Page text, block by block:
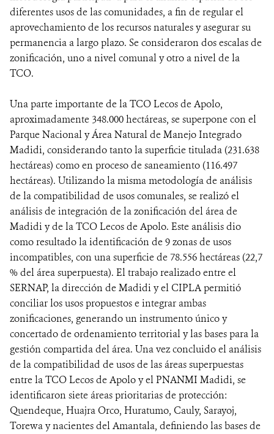
diferentes usos de las comunidades, a fin de regular el
aprovechamiento de los recursos naturales y asegurar su
permanencia a largo plazo. Se consideraron dos escalas de
zonificación, uno a nivel comunal y otro a nivel de la
TCO.
Una parte importante de la TCO Lecos de Apolo,
aproximadamente 348.000 hectáreas, se superpone con el
Parque Nacional y Área Natural de Manejo Integrado
Madidi, considerando tanto la superficie titulada (231.638
hectáreas) como en proceso de saneamiento (116.497
hectáreas). Utilizando la misma metodología de análisis
de la compatibilidad de usos comunales, se realizó el
análisis de integración de la zonificación del área de
Madidi y de la TCO Lecos de Apolo. Este análisis dio
como resultado la identificación de 9 zonas de usos
incompatibles, con una superficie de 78.556 hectáreas (22,7
% del área superpuesta). El trabajo realizado entre el
SERNAP, la dirección de Madidi y el CIPLA permitió
conciliar los usos propuestos e integrar ambas
zonificaciones, generando un instrumento único y
concertado de ordenamiento territorial y las bases para la
gestión compartida del área. Una vez concluido el análisis
de la compatibilidad de usos de las áreas superpuestas
entre la TCO Lecos de Apolo y el PNANMI Madidi, se
identificaron siete áreas prioritarias de protección:
Quendeque, Huajra Orco, Huratumo, Cauly, Sarayoj,
Torewa y nacientes del Amantala, definiendo las bases de